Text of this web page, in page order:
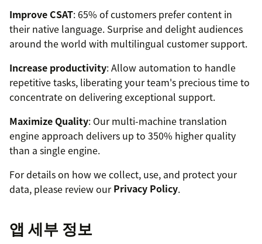
Improve CSAT: 65% of customers prefer content in
their native language. Surprise and delight audiences
around the world with multilingual customer support.
Increase productivity: Allow automation to handle
repetitive tasks, liberating your team's precious time to
concentrate on delivering exceptional support.
Maximize Quality: Our multi-machine translation
engine approach delivers up to 350% higher quality
than a single engine.
For details on how we collect, use, and protect your
data, please review ourPrivacy Policy.
앱 세부 정보